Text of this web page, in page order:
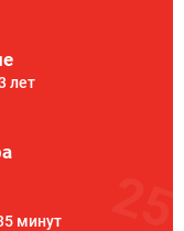
лет
минут